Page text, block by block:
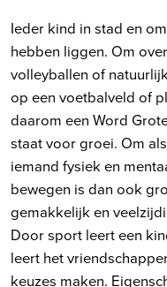
Ieder kind in stad en
hebben liggen. Om
volleyballen of
op een voetbalveld of
daarom een Word
staat voor groei. Om
iemand fysiek en
bewegen is dan ook
gemakkelijk en
Door sport leert een
leert het
keuzes maken.